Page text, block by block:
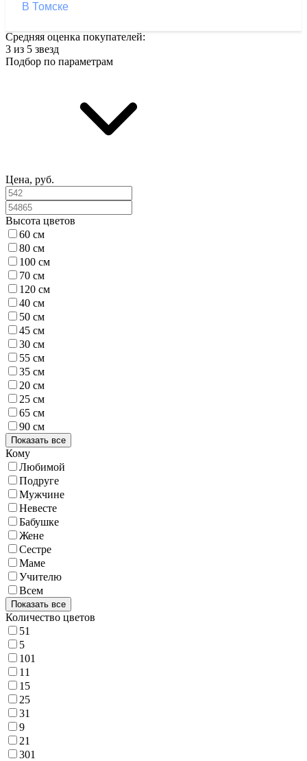
В Томске
Средняя оценка покупателей:
3 из 5 звезд
Подбор по параметрам
Цена, руб.
Высота цветов
60 см
80 см
100 см
70 см
120 см
40 см
50 см
45 см
30 см
55 см
35 см
20 см
25 см
65 см
90 см
Показать все
Кому
Любимой
Подруге
Мужчине
Невесте
Бабушке
Жене
Сестре
Маме
Учителю
Всем
Показать все
Количество цветов
51
5
101
11
15
25
31
9
21
301